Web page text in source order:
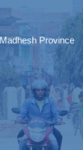
Province